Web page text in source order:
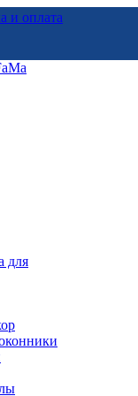
и оплата
для